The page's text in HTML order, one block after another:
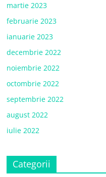
martie 2023
februarie 2023
ianuarie 2023
decembrie 2022
noiembrie 2022
octombrie 2022
septembrie 2022
august 2022
iulie 2022
Categorii